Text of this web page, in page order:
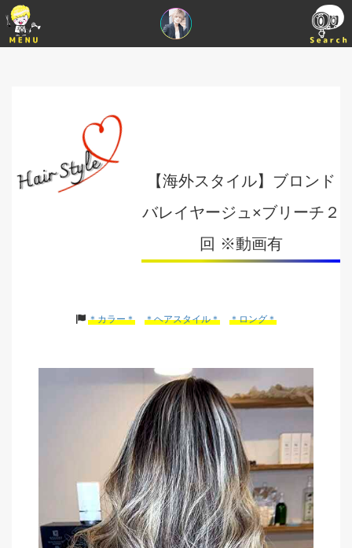
【海外スタイル】ブロンド
バレイヤージュ×ブリーチ２
回 ※動画有
＊カラー＊ ＊ヘアスタイル＊ ＊ロング＊